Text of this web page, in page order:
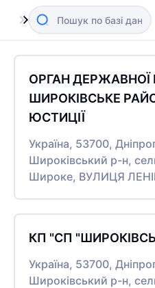
ОРГАН ДЕРЖАВНОЇ
ШИРОКІВСЬКЕ
ЮСТИЦІЇ
Україна, 53700,
Широківський р-н,
Широке, ВУЛИЦЯ
КП "СП
Україна, 53700,
Широківський р-н,